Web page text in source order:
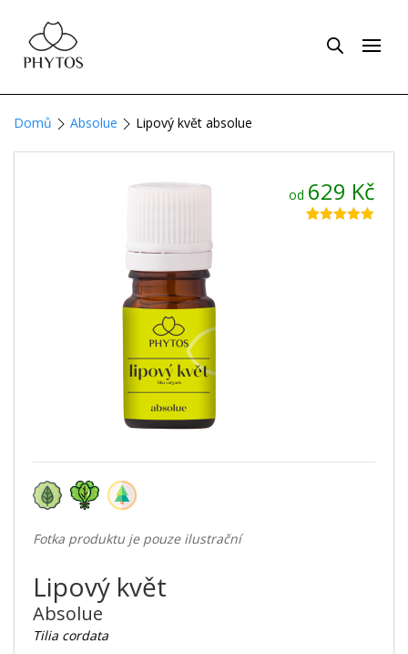
Domů Absolue Lipový květ absolue
Fotka produktu je pouze ilustrační
Lipový květ
Absolue
Tilia cordata
od 629 Kč